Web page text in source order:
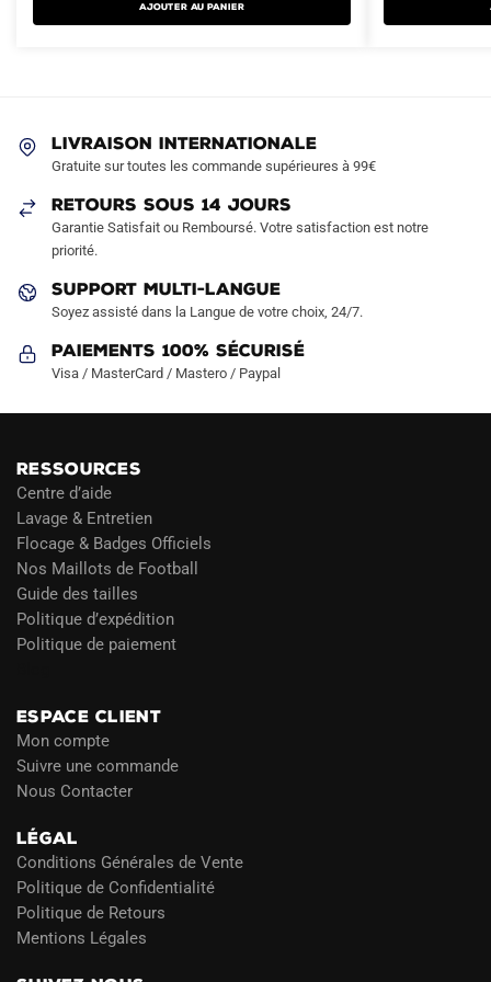
AJOUTER AU PANIER
être
choisies
sur
page
produit
la
LIVRAISON INTERNATIONALE
Gratuite sur toutes les commande supérieures à 99€
RETOURS SOUS 14 JOURS
Garantie Satisfait ou Remboursé. Votre satisfaction est notre
priorité.
SUPPORT MULTI-LANGUE
Soyez assisté dans la Langue de votre choix, 24/7.
Paiements 100% Sécurisé
Visa / MasterCard / Mastero / Paypal
RESSOURCES
Centre d’aide
Lavage & Entretien
Flocage & Badges Officiels
Nos Maillots de Football
Guide des tailles
Politique d’expédition
Politique de paiement
ESPACE CLIENT
Mon compte
Suivre une commande
Nous Contacter
LÉGAL
Conditions Générales de Vente
Politique de Confidentialité
Politique de Retours
Mentions Légales